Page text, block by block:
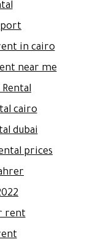
in cairo
near me
cairo
dubai
prices
rent